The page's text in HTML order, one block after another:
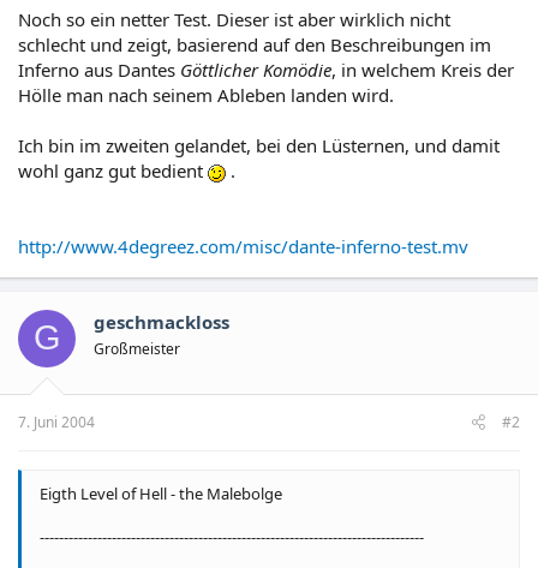
Noch so ein netter Test. Dieser ist aber wirklich nicht
schlecht und zeigt, basierend auf den Beschreibungen im
Inferno aus Dantes Göttlicher Komödie, in welchem Kreis der
Hölle man nach seinem Ableben landen wird.
Ich bin im zweiten gelandet, bei den Lüsternen, und damit
wohl ganz gut bedient
.
http://www.4degreez.com/misc/dante-inferno-test.mv
G geschmackloss
Großmeister
7. Juni 2004 #2
Eigth Level of Hell - the Malebolge
--------------------------------------------------------------------------------